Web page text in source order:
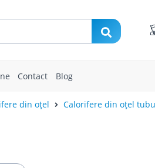
Contact Blog
din oțel Calorifere din oțel